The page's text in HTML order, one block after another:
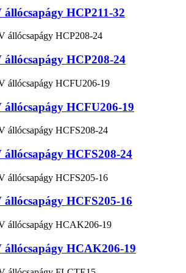
HCP211-32
HCP208-24
HCFU206-19
HCFS208-24
HCFS205-16
HCAK206-19